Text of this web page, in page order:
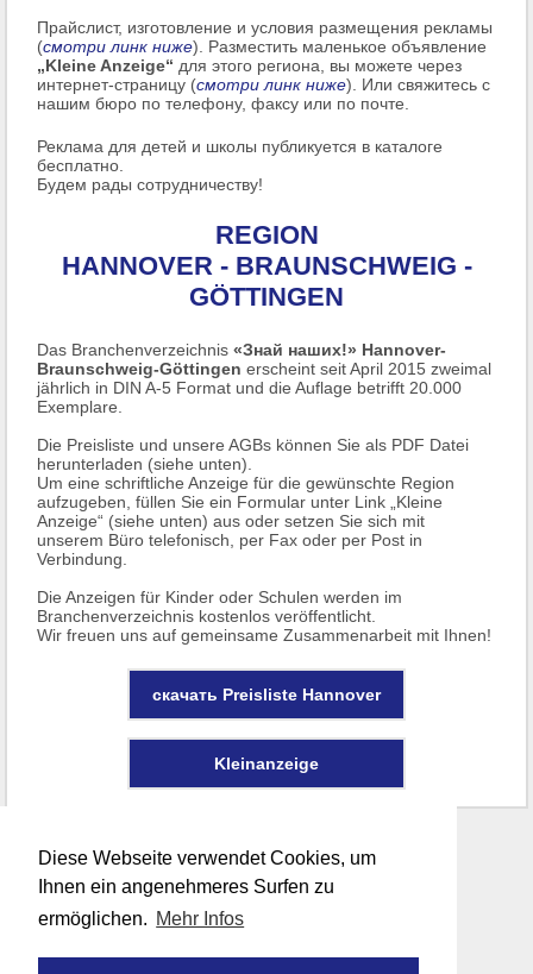
Diese Webseite verwendet Cookies, um
Ihnen ein angenehmeres Surfen zu
ermöglichen. Mehr Infos
Прайслист, изготовление и условия размещения рекламы
(смотри линк ниже). Разместить маленькое объявление
„Kleine Anzeige“ для этого региона, вы можете через
интернет-страницу (смотри линк ниже). Или свяжитесь с
нашим бюро по телефону, факсу или по почте.
Реклама для детей и школы публикуется в каталоге
бесплатно.
Будем рады сотрудничеству!
REGION
HANNOVER - BRAUNSCHWEIG -
GÖTTINGEN
Das Branchenverzeichnis«Знай наших!» Hannover-
Braunschweig-Göttingen erscheint seit April 2015 zweimal
jährlich in DIN A-5 Format und die Auflage betrifft 20.000
Exemplare.
Die Preisliste und unsere AGBs können Sie als PDF Datei
herunterladen (siehe unten).
Um eine schriftliche Anzeige für die gewünschte Region
aufzugeben, füllen Sie ein Formular unter Link „Kleine
Anzeige“ (siehe unten) aus oder setzen Sie sich mit
unserem Büro telefonisch, per Fax oder per Post in
Verbindung.
Die Anzeigen für Kinder oder Schulen werden im
Branchenverzeichnis kostenlos veröffentlicht.
Wir freuen uns auf gemeinsame Zusammenarbeit mit Ihnen!
скачать Preisliste Hannover
Kleinanzeige